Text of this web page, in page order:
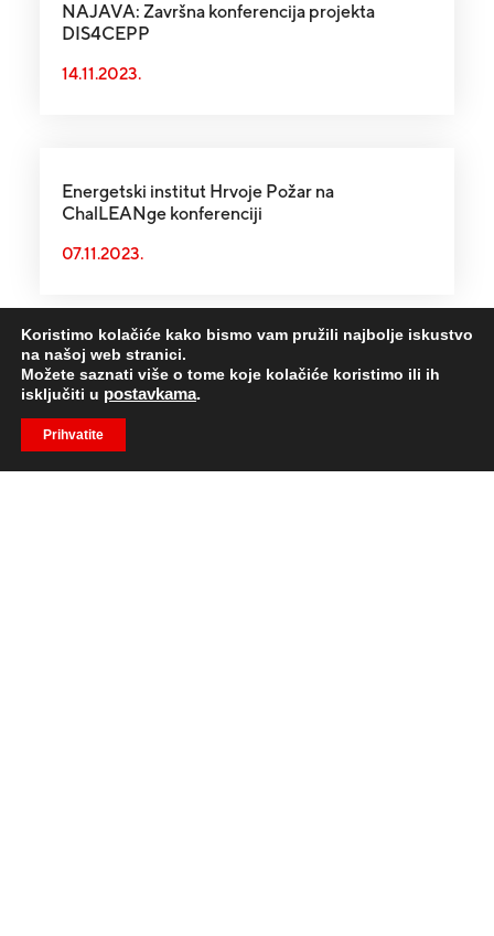
NAJAVA: Završna konferencija projekta
DIS4CEPP
14.11.2023.
Energetski institut Hrvoje Požar na
ChalLEANge konferenciji
07.11.2023.
1 … 3 4 5 6 7 … 13
Koristimo kolačiće kako bismo vam pružili najbolje iskustvo
na našoj web stranici.
Možete saznati više o tome koje kolačiće koristimo ili ih
isključiti u postavkama.
Prihvatite